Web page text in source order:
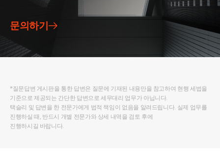
저는 부동산 관련 세법, 경매학원 강의, 양도·상속·증
여 등에 대한 내용으로 블로그 운영 중입니다.
블로그 주소는
이고, 참고
자세한 내용은 hwchoi1990@gmail.com 또는 010-7667
문의하기
*질문답변 게시판을 통한 답변은 질문에 기재된 내용만을 참고하여 현행 세법을
기준으로 제공되는 간단한 답변으로 세무대리 업무가 아닙니다.
택슬리 및 답변을 한 전문가에게 법적 책임이 없음을 알려드립니다. 실제 업무를
진행하실 때, 반드시 개별 전문가와 상세 내역을 검토 후에
진행하시길 바랍니다.